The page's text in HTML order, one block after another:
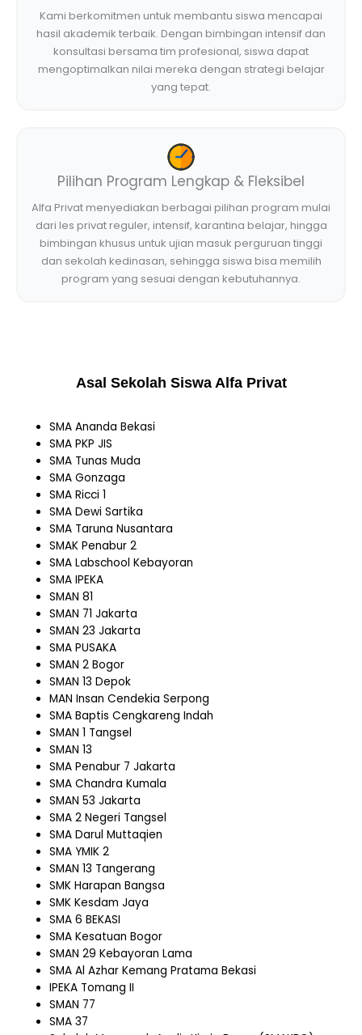
Kami berkomitmen untuk membantu siswa mencapai
hasil akademik terbaik. Dengan bimbingan intensif dan
konsultasi bersama tim profesional, siswa dapat
mengoptimalkan nilai mereka dengan strategi belajar
yang tepat.
Pilihan Program Lengkap & Fleksibel
Alfa Privat menyediakan berbagai pilihan program mulai
dari les privat reguler, intensif, karantina belajar, hingga
bimbingan khusus untuk ujian masuk perguruan tinggi
dan sekolah kedinasan, sehingga siswa bisa memilih
program yang sesuai dengan kebutuhannya.
Asal Sekolah Siswa Alfa Privat
SMA Ananda Bekasi
SMA PKP JIS
SMA Tunas Muda
SMA Gonzaga
SMA Ricci 1
SMA Dewi Sartika
SMA Taruna Nusantara
SMAK Penabur 2
SMA Labschool Kebayoran
SMA IPEKA
SMAN 81
SMAN 71 Jakarta
SMAN 23 Jakarta
SMA PUSAKA
SMAN 2 Bogor
SMAN 13 Depok
MAN Insan Cendekia Serpong
SMA Baptis Cengkareng Indah
SMAN 1 Tangsel
SMAN 13
SMA Penabur 7 Jakarta
SMA Chandra Kumala
SMAN 53 Jakarta
SMA 2 Negeri Tangsel
SMA Darul Muttaqien
SMA YMIK 2
SMAN 13 Tangerang
SMK Harapan Bangsa
SMK Kesdam Jaya
SMA 6 BEKASI
SMA Kesatuan Bogor
SMAN 29 Kebayoran Lama
SMA Al Azhar Kemang Pratama Bekasi
IPEKA Tomang II
SMAN 77
SMA 37